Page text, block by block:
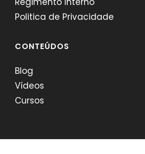
Politica de Privacidade
CONTEÚDOS
Blog
Vídeos
Cursos